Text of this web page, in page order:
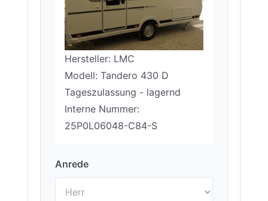
Hersteller: LMC
Modell: Tandero 430 D
Tageszulassung - lagernd
Interne Nummer:
25P0L06048-C84-S
Anrede